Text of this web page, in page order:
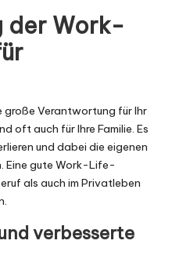
der Work-
große Verantwortung für Ihr
oft auch für Ihre Familie. Es
und dabei die eigenen
Eine gute Work-Life-
als auch im Privatleben
verbesserte